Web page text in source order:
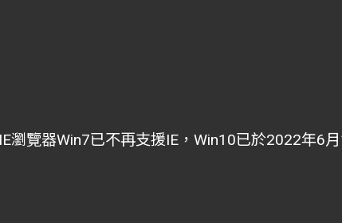
覽器Win7已不再支援IE，Win10已於2022年6